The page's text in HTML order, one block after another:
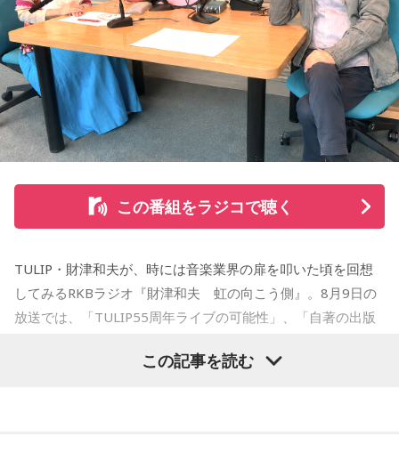
【小山宙哉プロフィール】
1978年生 京都府出身 京都市立銅駝美術工芸高等学校（現：
京都市立美術工芸高等学校）、大阪市立デザイン教育研究所
卒業。デザイン会社勤務を経て、「モーニング」に持ち込み
をした『ジジジイ』で第14回MANGA OPEN審査委員賞（わ
たせせいぞう賞）受賞。『劇団JET’S』で第15回MANGA
OPEN大賞受賞。2006年『ハルジャン』『ジジジイ-GGG-』
を連載。
2007年12月、初の週刊連載作品『宇宙兄弟』連載開始。同作
講談社漫画賞一般部門、2014年 手塚治虫文化賞読者賞を受
賞。TVアニメ、実写映画等、多くのメディアミックスを果た
す大ヒット作品となり2026年6月完結。
この番組をラジコで聴く
TULIP・財津和夫が、時には音楽業界の扉を叩いた頃を回想
してみるRKBラジオ『財津和夫 虹の向こう側』。8月9日の
放送では、「TULIP55周年ライブの可能性」、「自著の出版
た古今のトピックスが盛りだくさんです。
この記事を読む